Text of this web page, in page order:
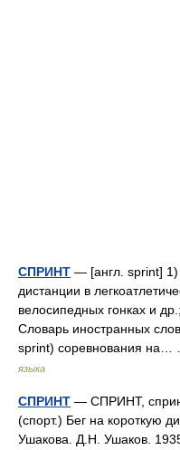
СПРИНТ — [англ. sprint] 1)
дистанции в
велосипедных гонках и
Словарь иностранных
sprint) соревнования
языка
СПРИНТ — СПРИНТ,
(спорт.) Бег на короткую
Ушакова. Д.Н. Ушаков.